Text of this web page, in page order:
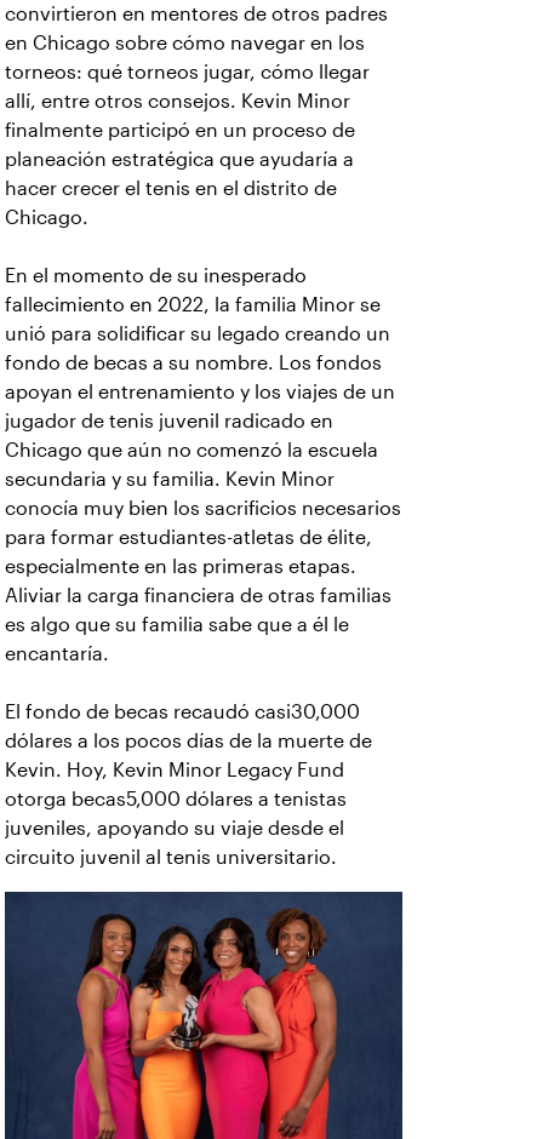
convirtieron en mentores de otros padres
en Chicago sobre cómo navegar en los
torneos: qué torneos jugar, cómo llegar
allí, entre otros consejos. Kevin Minor
finalmente participó en un proceso de
planeación estratégica que ayudaría a
hacer crecer el tenis en el distrito de
Chicago.
En el momento de su inesperado
fallecimiento en 2022, la familia Minor se
unió para solidificar su legado creando un
fondo de becas a su nombre. Los fondos
apoyan el entrenamiento y los viajes de un
jugador de tenis juvenil radicado en
Chicago que aún no comenzó la escuela
secundaria y su familia. Kevin Minor
conocía muy bien los sacrificios necesarios
para formar estudiantes-atletas de élite,
especialmente en las primeras etapas.
Aliviar la carga financiera de otras familias
es algo que su familia sabe que a él le
encantaría.
El fondo de becas recaudó casi30,000
dólares a los pocos días de la muerte de
Kevin. Hoy, Kevin Minor Legacy Fund
otorga becas5,000 dólares a tenistas
juveniles, apoyando su viaje desde el
circuito juvenil al tenis universitario.